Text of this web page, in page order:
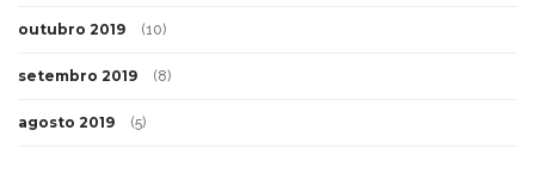
outubro 2019 (10)
setembro 2019 (8)
agosto 2019 (5)